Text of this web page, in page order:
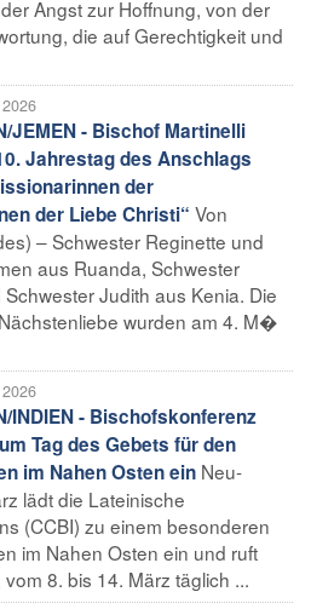
Angst zur Hoffnung, von der
die auf Gerechtigkeit und
JEMEN - Bischof Martinelli
Jahrestag des Anschlags
der
der Liebe Christi“ Von
– Schwester Reginette und
aus Ruanda, Schwester
Judith aus Kenia. Die
wurden am 4. M�
INDIEN - Bischofskonferenz
Tag des Gebets für den
im Nahen Osten ein Neu-
lädt die Lateinische
(CCBI) zu einem besonderen
im Nahen Osten ein und ruft
8. bis 14. März täglich ...